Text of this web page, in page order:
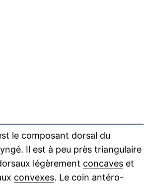
le composant dorsal du
Il est à peu près triangulaire
légèrement concaveset
convexes. Le coin antéro-